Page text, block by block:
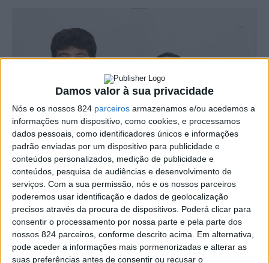
Damos valor à sua privacidade
Nós e os nossos 824 parceiros armazenamos e/ou acedemos a
informações num dispositivo, como cookies, e processamos
dados pessoais, como identificadores únicos e informações
padrão enviadas por um dispositivo para publicidade e
conteúdos personalizados, medição de publicidade e
conteúdos, pesquisa de audiências e desenvolvimento de
serviços. Com a sua permissão, nós e os nossos parceiros
poderemos usar identificação e dados de geolocalização
precisos através da procura de dispositivos. Poderá clicar para
consentir o processamento por nossa parte e pela parte dos
nossos 824 parceiros, conforme descrito acima. Em alternativa,
pode aceder a informações mais pormenorizadas e alterar as
suas preferências antes de consentir ou recusar o
Os atletas Ian Agostinho e Beatriz Inácia, da Academia
José Jacob, foram convocados para representar a
Associação de Atletismo do Distrito de Portalegre no
Triatlo Técnico Nacional, que vai decorrer no sábado, dia